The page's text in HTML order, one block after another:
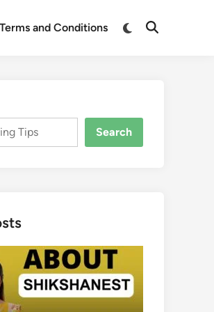
Terms and Conditions
Switch
Open
Search